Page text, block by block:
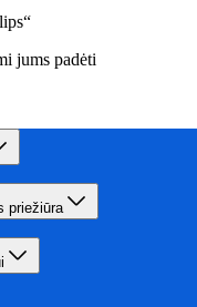
jums padėti
priežiūra